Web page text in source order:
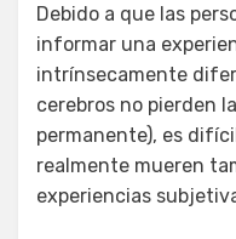
Debido a que las
informar una
intrínsecamente
cerebros no pierden
permanente), es
realmente mueren
experiencias